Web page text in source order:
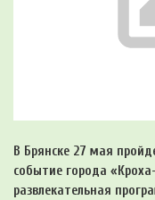
В Брянске 27 мая
событие города
развлекательная